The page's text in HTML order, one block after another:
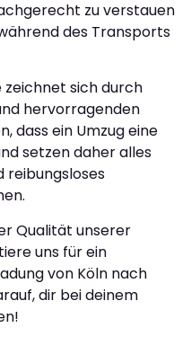
zu verstauen
des Transports
zeichnet sich durch
hervorragenden
dass ein Umzug eine
setzen daher alles
reibungsloses
Qualität unserer
uns für ein
von Köln nach
dir bei deinem